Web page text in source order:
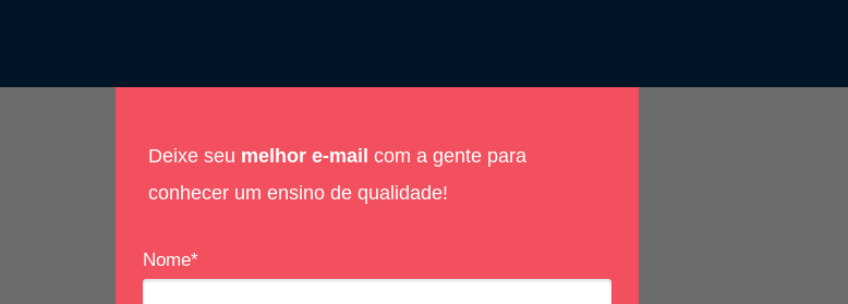
Deixe seu melhor e-mail com a gente para
conhecer um ensino de qualidade!
Nome*